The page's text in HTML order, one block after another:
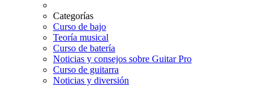
Categorías
Curso de bajo
Teoría musical
Curso de batería
Noticias y consejos sobre Guitar Pro
Curso de guitarra
Noticias y diversión